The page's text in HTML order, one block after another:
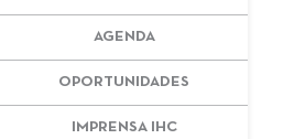
AGENDA
OPORTUNIDADES
IMPRENSA IHC